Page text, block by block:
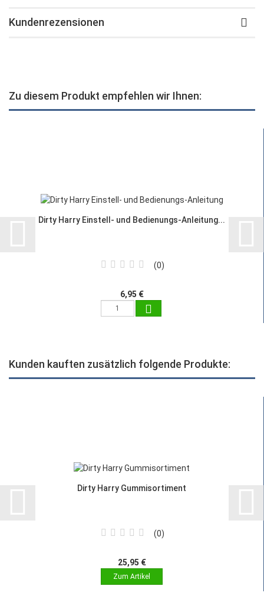
Kundenrezensionen
Zu diesem Produkt empfehlen wir Ihnen:
Dirty Harry Einstell- und Bedienungs-Anleitung...
0
6,95 €
Kunden kauften zusätzlich folgende Produkte:
Dirty Harry Gummisortiment
0
25,95 €